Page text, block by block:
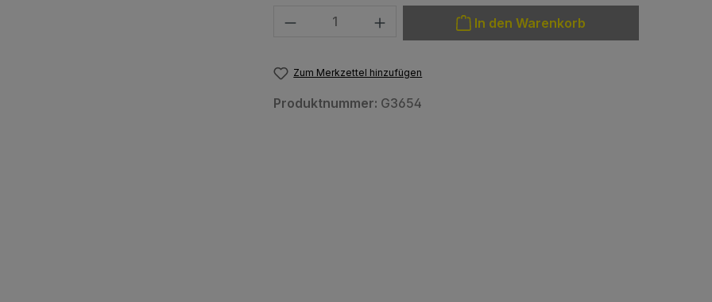
Produkt Anzahl: Gib den gewünschten Wert ein oder benutze die
In den Warenkorb
Zum Merkzettel hinzufügen
Produktnummer: G3654